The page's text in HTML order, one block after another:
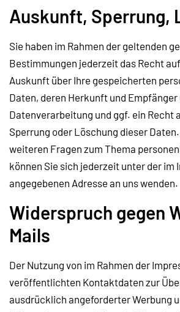
Auskunft, Sperrung,
Sie haben im Rahmen der geltenden
Bestimmungen jederzeit das Recht
Auskunft über Ihre gespeicherten
Daten, deren Herkunft und Empfänger
Datenverarbeitung und ggf. ein Recht
Sperrung oder Löschung dieser
weiteren Fragen zum Thema
können Sie sich jederzeit unter der im
angegebenen Adresse an uns wenden.
Widerspruch gegen
Mails
Der Nutzung von im Rahmen der
veröffentlichten Kontaktdaten zur
ausdrücklich angeforderter Werbung